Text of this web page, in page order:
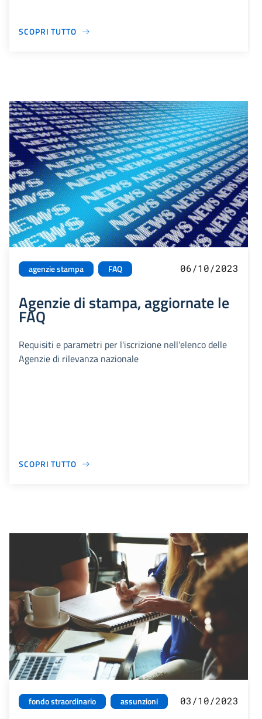
SCOPRI TUTTO
agenzie stampa FAQ 06/10/2023
Agenzie di stampa, aggiornate le
FAQ
Requisiti e parametri per l'iscrizione nell'elenco delle
Agenzie di rilevanza nazionale
SCOPRI TUTTO
fondo straordinario assunzioni 03/10/2023